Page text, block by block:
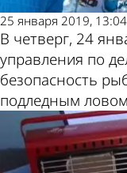
25 января 2019, 13:04
В четверг, 24
управления по
безопасность
подледным